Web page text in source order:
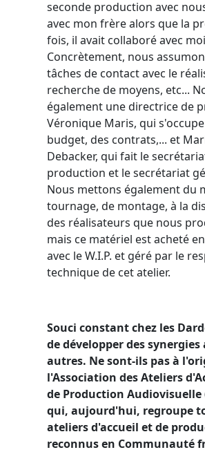
seconde production avec
avec mon frère alors que la
fois, il avait collaboré avec
Concrètement, nous
tâches de contact avec le
recherche de moyens, etc...
également une directrice de
Véronique Maris, qui
budget, des contrats,... et
Debacker, qui fait le
production et le secrétariat
Nous mettons également du
tournage, de montage, à la
des réalisateurs que nous
mais ce matériel est acheté
avec le W.I.P. et géré par le
technique de cet atelier.
Souci constant chez les
de développer des synergies
autres. Ne sont-ils pas à
l'Association des Ateliers
de Production Audiovisuelle
qui, aujourd'hui, regroupe
ateliers d'accueil et de
reconnus en Communauté